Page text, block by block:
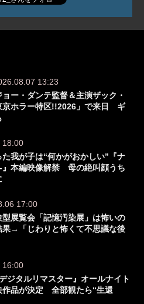
13:23
ョー・ダンテ監督＆主演ザック・
京ホラー特区!!2026」で来日 ギ
18:00
我が子は“何かがおかしい”『ナ
』本編映像解禁 母の絶叫顔うち
17:00
型展覧会「記憶汚染展」は怖いの
→「じわりと怖くて不思議な後
16:00
ジタルリマスター』オールナイト
作品が決定 全部観たら“生還